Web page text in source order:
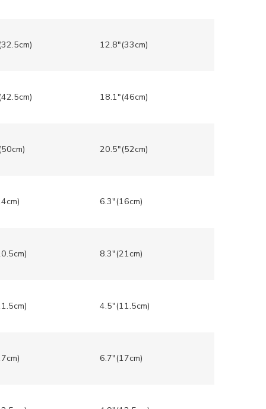
12.8″(33cm)
18.1″(46cm)
20.5″(52cm)
6.3″(16cm)
8.3″(21cm)
4.5″(11.5cm)
6.7″(17cm)